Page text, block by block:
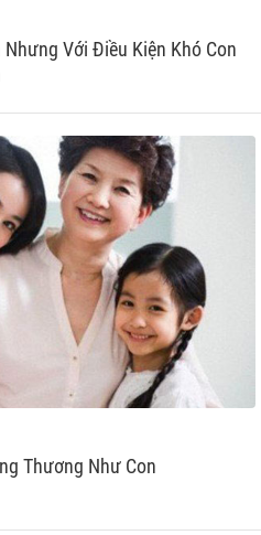
Với Điều Kiện Khó Con
Thương Như Con